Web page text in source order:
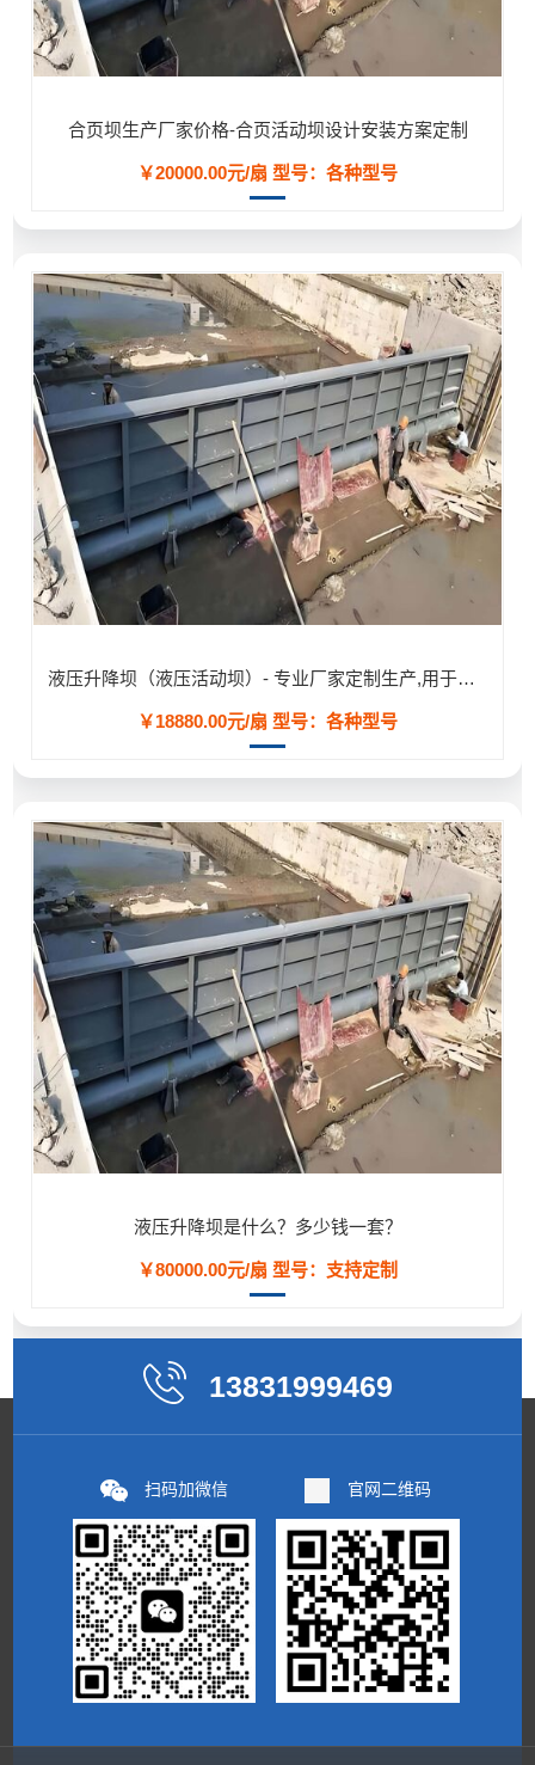
合页坝生产厂家价格-合页活动坝设计安装方案定制
￥20000.00元/扇 型号：各种型号
液压升降坝（液压活动坝）- 专业厂家定制生产,用于河道/防汛工程
￥18880.00元/扇 型号：各种型号
液压升降坝是什么？多少钱一套？
￥80000.00元/扇 型号：支持定制
13831999469
扫码加微信 官网二维码